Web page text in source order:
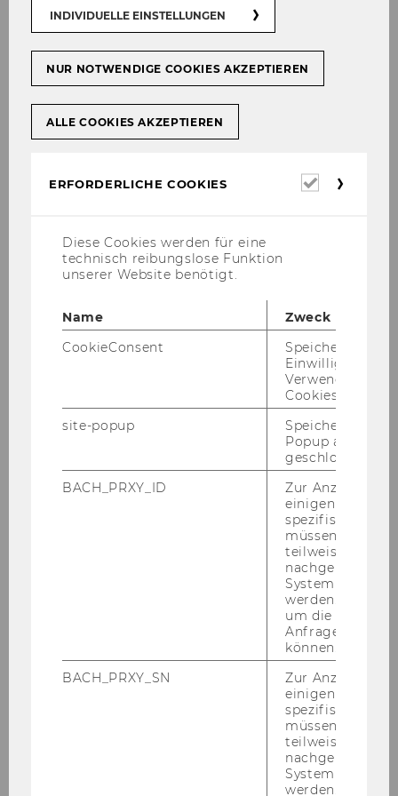
pfle­gungs­mög­lich­kei­ten - von Selbst­ver­sor­
gung bis hin zu Re­stau­rants - sor­gen zu­sätz­
ge­hö­ri­gen vor Ort ab­zu­de­cken.
Sport­zen­trum, ein Kin­der­gar­ten und zwei Ban­
ko­mat­sta­tio­nen ga­ran­tie­ren eine um­fas­sen­de
Cam­pus. Alle Ein­rich­tun­gen haben fi­xier­te Min­
dest­öff­nungs­zei­ten und ste­hen den Mit­ar­bei­
ter/innen daher auch in den vor­le­sungs­frei­en
Zei­ten zur Ver­fü­gung. Im Sport­zen­trum, das
vom Uni­ver­si­täts­sports­in­sti­tut Wien be­trie­ben
wird, haben Stu­die­ren­de und Mit­ar­bei­ter/innen
die Mög­lich­keit, sich in drei Räu­men kör­per­lich
zu be­tä­ti­gen. Der öf­fent­li­che WU-​Kindergarten
wird mit drei Grup­pen für Kin­der ab einem Jahr
star­ten.
Der Weg zu neuen WU: zu Fuß, per Rad, mit
Mit der An­bin­dung an die U2-​Linie, den Bus
82A sowie die Stra­ßen­bahn­li­nie 1 ist der Cam­
pus WU be­quem öf­fent­lich er­reich­bar. Die
west­li­chen Ge­bäu­de lie­gen dabei näher an der
U2-​Haltestelle Messe, die öst­li­chen Ge­bäu­de,
allen voran das Tea­ching Cen­ter/Hör­saal­zen­
trum, er­rei­chen Stu­die­ren­de und Mit­ar­bei­
ter/innen in­ner­halb we­ni­ger Mi­nu­ten via U2-​
Haltestelle Krie­au. Der Fuß­gän­ger/in­nen­strom
wird sich vor­aus­sicht­lich auf drei Haupt­ein­gän­
ge (Wes­ten, Osten und Süden via Pra­ter) kon­
zen­trie­ren, der ge­sam­te Cam­pus ist al­ler­dings
INDIVIDUELLE EINSTELLUNGEN
NUR NOTWENDIGE COOKIES AKZEPTIEREN
ALLE COOKIES AKZEPTIEREN
ERFORDERLICHE COOKIES
Diese Cookies werden für eine
technisch reibungslose Funktion
unserer Website benötigt.
Name
Zweck
CookieConsent
Speichert Ihre
Einwilligung zur
Verwendung von
Cookies.
site-popup
Speichert ob ein
Popup
geschlossen
BACH_PRXY_ID
Zur Anzeige von
einigen WU-
spezifischen
müssen
teilweise von
nachgelagerten
System
werden.
um die Antwort
Anfrage
können.
BACH_PRXY_SN
Zur Anzeige von
einigen WU-
spezifischen
müssen
teilweise von
nachgelagerten
System
werden.